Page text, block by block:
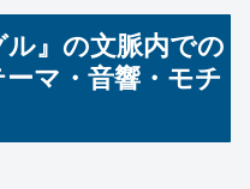
』の文脈内での
マ・音響・モチ